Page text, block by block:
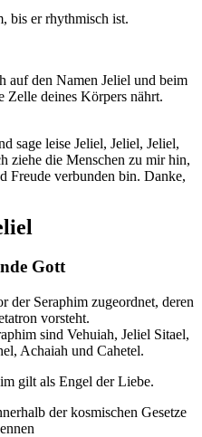
bis er rhythmisch ist.
den Namen Jeliel und beim
Zelle deines Körpers nährt.
sage leise Jeliel, Jeliel, Jeliel,
ziehe die Menschen zu mir hin,
Freude verbunden bin. Danke,
Gott
der Seraphim zugeordnet, deren
vorsteht.
sind Vehuiah, Jeliel Sitael,
Achaiah und Cahetel.
gilt als Engel der Liebe.
der kosmischen Gesetze